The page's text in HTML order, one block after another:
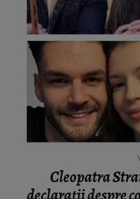
Cleopatra